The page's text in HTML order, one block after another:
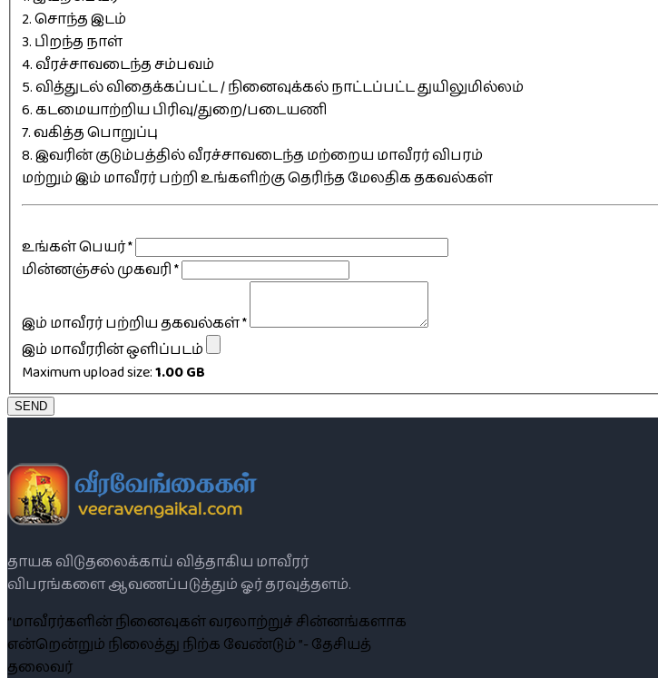
2. சொந்த இடம்
3. பிறந்த நாள்
4. வீரச்சாவடைந்த சம்பவம்
5. வித்துடல் விதைக்கப்பட்ட / நினைவுக்கல் நாட்டப்பட்ட துயிலுமில்லம்
6. கடமையாற்றிய பிரிவு/துறை/படையணி
7. வகித்த பொறுப்பு
8. இவரின் குடும்பத்தில் வீரச்சாவடைந்த மற்றைய மாவீரர் விபரம்
மற்றும் இம் மாவீரர் பற்றி உங்களிற்கு தெரிந்த மேலதிக தகவல்கள்
உங்கள் பெயர்*
மின்னஞ்சல் முகவரி*
இம் மாவீரர் பற்றிய தகவல்கள்*
இம் மாவீரரின் ஒளிப்படம்
Maximum upload size:1.00 GB
SEND
தாயக விடுதலைக்காய் வித்தாகிய மாவீரர்
விபரங்களை ஆவணப்படுத்தும் ஓர் தரவுத்தளம்.
“மாவீரர்களின் நினைவுகள் வரலாற்றுச் சின்னங்களாக
என்றென்றும் நிலைத்து நிற்க வேண்டும் ”- தேசியத்
தலைவர்